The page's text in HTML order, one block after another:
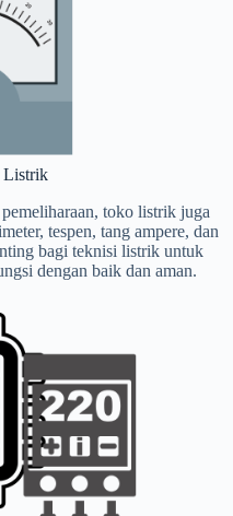
Listrik
toko listrik juga
tespen, tang ampere, dan
bagi teknisi listrik untuk
dengan baik dan aman.